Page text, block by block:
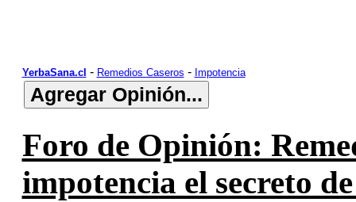
YerbaSana.cl - Remedios Caseros - Impotencia
Foro de Opinión:
impotencia el secreto